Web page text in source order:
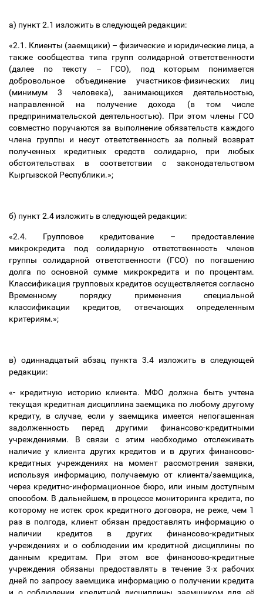
а) пункт 2.1 изложить в следующей редакции:
«2.1. Клиенты (заемщики) – физические и юридические лица, а
также сообщества типа групп солидарной ответственности
(далее по тексту – ГСО), под которым понимается
добровольное объединение участников-физических лиц
(минимум 3 человека), занимающихся деятельностью,
направленной на получение дохода (в том числе
предпринимательской деятельностью). При этом члены ГСО
совместно поручаются за выполнение обязательств каждого
члена группы и несут ответственность за полный возврат
полученных кредитных средств солидарно, при любых
обстоятельствах в соответствии с законодательством
Кыргызской Республики.»;
б) пункт 2.4 изложить в следующей редакции:
«2.4. Групповое кредитование – предоставление
микрокредита под солидарную ответственность членов
группы солидарной ответственности (ГСО) по погашению
долга по основной сумме микрокредита и по процентам.
Классификация групповых кредитов осуществляется согласно
Временному порядку применения специальной
классификации кредитов, отвечающих определенным
критериям.»;
в) одиннадцатый абзац пункта 3.4 изложить в следующей
редакции:
«- кредитную историю клиента. МФО должна быть учтена
текущая кредитная дисциплина заемщика по любому другому
кредиту, в случае, если у заемщика имеется непогашенная
задолженность перед другими финансово-кредитными
учреждениями. В связи с этим необходимо отслеживать
наличие у клиента других кредитов и в других финансово-
кредитных учреждениях на момент рассмотрения заявки,
используя информацию, получаемую от клиента/заемщика,
через кредитно-информационное бюро, или иным доступным
способом. В дальнейшем, в процессе мониторинга кредита, по
которому не истек срок кредитного договора, не реже, чем 1
раз в полгода, клиент обязан предоставлять информацию о
наличии кредитов в других финансово-кредитных
учреждениях и о соблюдении им кредитной дисциплины по
данным кредитам. При этом все финансово-кредитные
учреждения обязаны предоставлять в течение 3-х рабочих
дней по запросу заемщика информацию о получении кредита